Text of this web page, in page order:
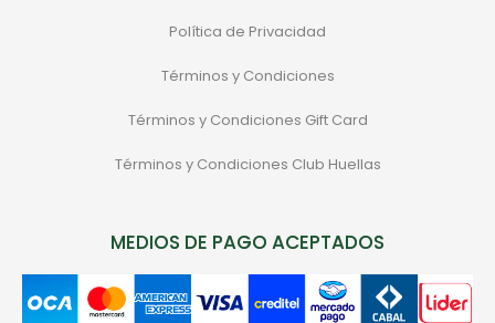
Política de Privacidad
Términos y Condiciones
Términos y Condiciones Gift Card
Términos y Condiciones Club Huellas
MEDIOS DE PAGO ACEPTADOS